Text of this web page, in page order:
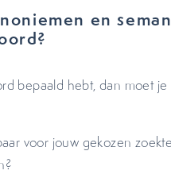
en
bepaald hebt, dan moet
voor jouw gekozen